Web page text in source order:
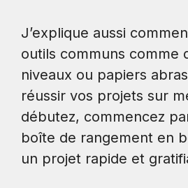
J’explique aussi
outils communs comme
niveaux ou papiers
réussir vos projets sur
débutez, commencez
boîte de rangement en
un projet rapide et